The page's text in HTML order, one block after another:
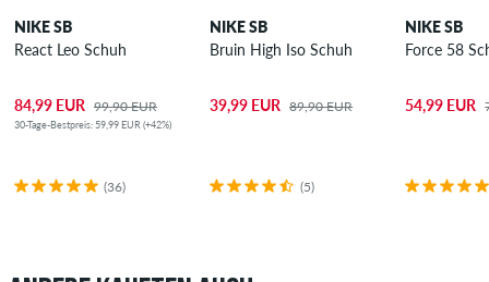
NIKE SB
React Leo Schuh
84,99 EUR 99,90 EUR
30-Tage-Bestpreis: 59,99 EUR (+42%)
(36)
NIKE SB
Bruin High Iso Schuh
39,99 EUR 89,90 EUR
(5)
NIKE SB
Force 58
54,99 EUR